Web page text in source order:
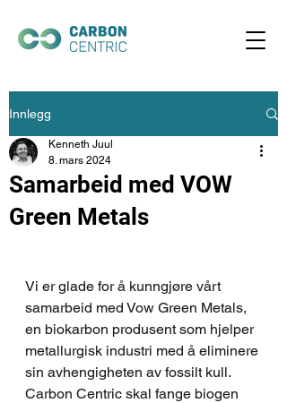
Innlegg
Samarbeid med VOW
Green Metals
Kenneth Juul
8. mars 2024
Vi er glade for å kunngjøre vårt
samarbeid med Vow Green Metals,
en biokarbon produsent som hjelper
metallurgisk industri med å eliminere
sin avhengigheten av fossilt kull.
Carbon Centric skal fange biogen